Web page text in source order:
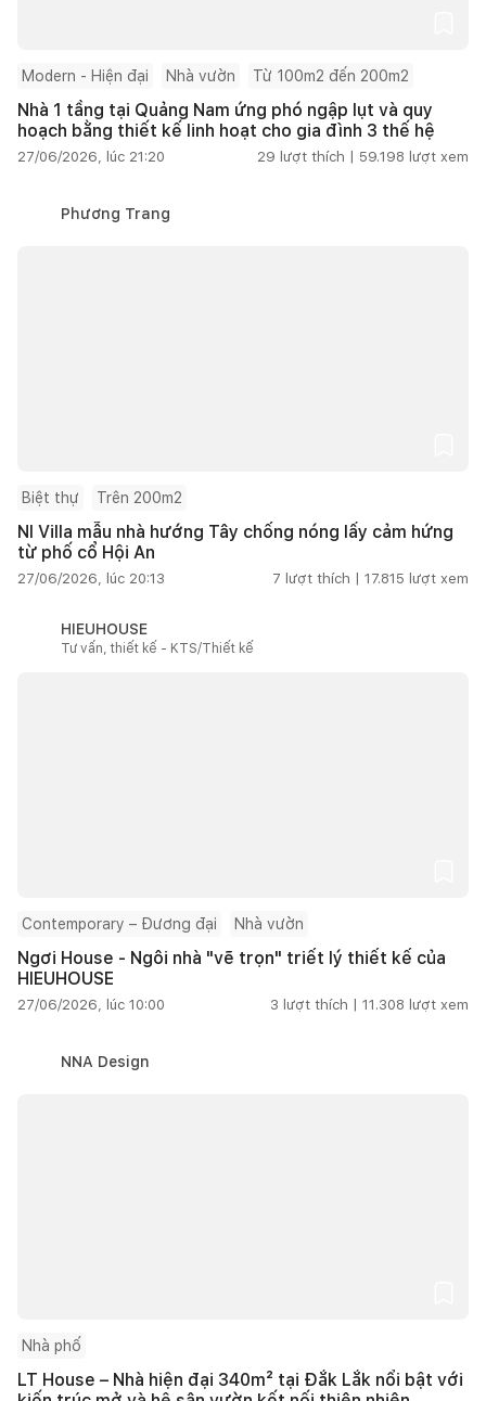
Modern - Hiện đại Nhà vườn Từ 100m2 đến 200m2
Nhà 1 tầng tại Quảng Nam ứng phó ngập lụt và quy
hoạch bằng thiết kế linh hoạt cho gia đình 3 thế hệ
27/06/2026, lúc 21:20 29 lượt thích | 59.198 lượt xem
Phương Trang
Biệt thự Trên 200m2
NI Villa mẫu nhà hướng Tây chống nóng lấy cảm hứng
từ phố cổ Hội An
27/06/2026, lúc 20:13 7 lượt thích | 17.815 lượt xem
HIEUHOUSE
Tư vấn, thiết kế - KTS/Thiết kế
Contemporary – Đương đại Nhà vườn
Ngơi House - Ngôi nhà "vẽ trọn" triết lý thiết kế của
HIEUHOUSE
27/06/2026, lúc 10:00 3 lượt thích | 11.308 lượt xem
NNA Design
Nhà phố
LT House – Nhà hiện đại 340m² tại Đắk Lắk nổi bật với